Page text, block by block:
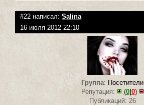
#22 написал: Salina
16 июля 2012 22:10
Группа: Посетители
Репутация:
(0|0)
Публикаций: 26